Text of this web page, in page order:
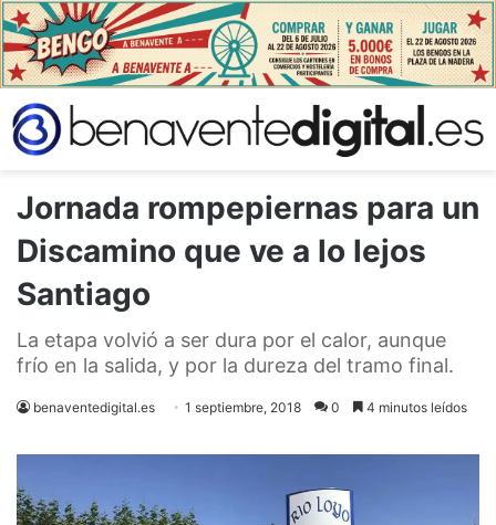
Jornada rompepiernas para un
Discamino que ve a lo lejos
Santiago
La etapa volvió a ser dura por el calor, aunque
frío en la salida, y por la dureza del tramo final.
benaventedigital.es 1 septiembre, 2018 0 4 minutos leídos